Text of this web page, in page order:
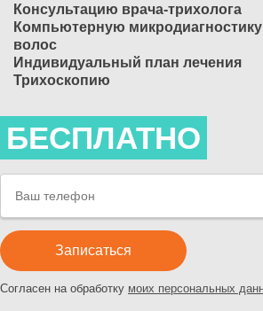
Консультацию врача-трихолога
Компьютерную
волос
Индивидуальный план лечения
Трихоскопию
БЕСПЛАТНО
Согласен на обработку моих персональных